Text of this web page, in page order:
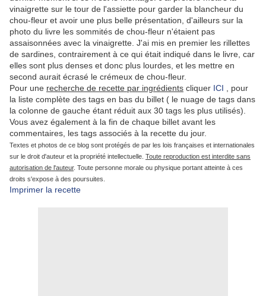
vinaigrette sur le tour de l'assiette pour garder la blancheur du
chou-fleur et avoir une plus belle présentation, d'ailleurs sur la
photo du livre les sommités de chou-fleur n'étaient pas
assaisonnées avec la vinaigrette. J'ai mis en premier les rillettes
de sardines, contrairement à ce qui était indiqué dans le livre, car
elles sont plus denses et donc plus lourdes, et les mettre en
second aurait écrasé le crémeux de chou-fleur.
Pour une recherche de recette par ingrédients cliquer ICI , pour
la liste complète des tags en bas du billet ( le nuage de tags dans
la colonne de gauche étant réduit aux 30 tags les plus utilisés).
Vous avez également à la fin de chaque billet avant les
commentaires, les tags associés à la recette du jour.
Textes et photos de ce blog sont protégés de par les lois françaises et internationales
sur le droit d'auteur et la propriété intellectuelle. Toute reproduction est interdite sans
autorisation de l'auteur. Toute personne morale ou physique portant atteinte à ces
droits s'expose à des poursuites.
Imprimer la recette